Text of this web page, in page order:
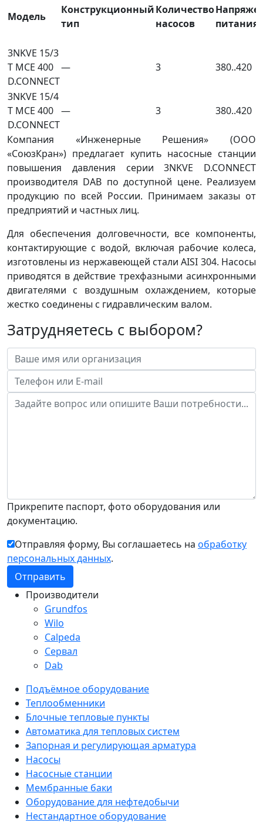
Производители
Grundfos
Wilo
Calpeda
Сервал
Dab
Подъёмное оборудование
Теплообменники
Блочные тепловые пункты
Автоматика для тепловых систем
Запорная и регулирующая арматура
Насосы
Насосные станции
Мембранные баки
Оборудование для нефтедобычи
Нестандартное оборудование
Модель
Конструкционный
тип
Количество
насосов
3NKVE 15/3
T MCE 400
D.CONNECT
— 3 380..420
3NKVE 15/4
T MCE 400
D.CONNECT
— 3 380..420
Компания «Инженерные Решения» (ООО
«СоюзКран») предлагает купить насосные станции
повышения давления серии 3NKVE D.CONNECT
производителя DAB по доступной цене. Реализуем
продукцию по всей России. Принимаем заказы от
предприятий и частных лиц.
Для обеспечения долговечности, все компоненты,
контактирующие с водой, включая рабочие колеса,
изготовлены из нержавеющей стали AISI 304. Насосы
приводятся в действие трехфазными асинхронными
двигателями с воздушным охлаждением, которые
жестко соединены с гидравлическим валом.
Затрудняетесь с выбором?
Прикрепите паспорт, фото оборудования или
документацию.
Отправляя форму, Вы соглашаетесь на обработку
персональных данных.